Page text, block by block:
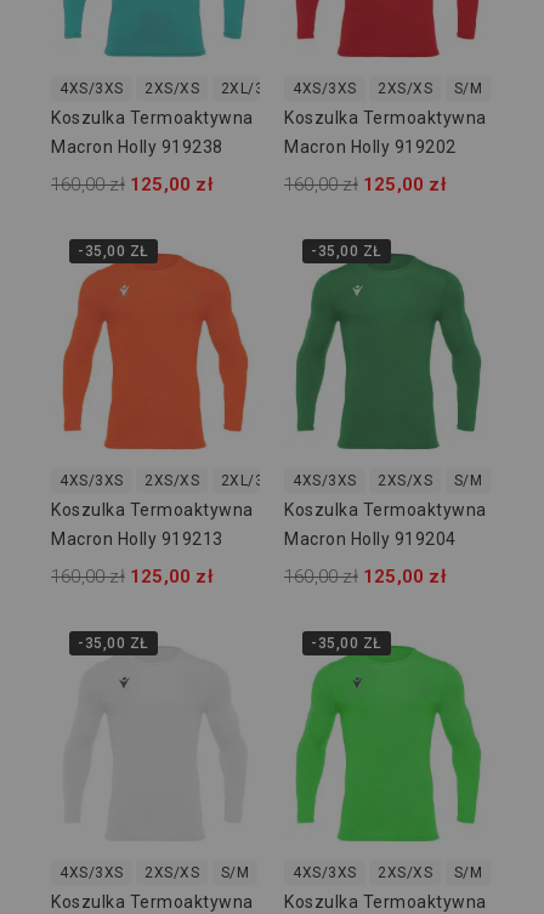
4XS/3XS 2XS/XS 2XL/3XL
Koszulka Termoaktywna
Macron Holly 919238
160,00 zł 125,00 zł
4XS/3XS 2XS/XS S/M
Koszulka Termoaktywna
Macron Holly 919202
160,00 zł 125,00 zł
-35,00 ZŁ
4XS/3XS 2XS/XS 2XL/3XL
Koszulka Termoaktywna
Macron Holly 919213
160,00 zł 125,00 zł
-35,00 ZŁ
4XS/3XS 2XS/XS S/M
Koszulka Termoaktywna
Macron Holly 919204
160,00 zł 125,00 zł
-35,00 ZŁ
4XS/3XS 2XS/XS S/M L/XL 2XL/3XL
Koszulka Termoaktywna
-35,00 ZŁ
4XS/3XS 2XS/XS S/M
Koszulka Termoaktywna